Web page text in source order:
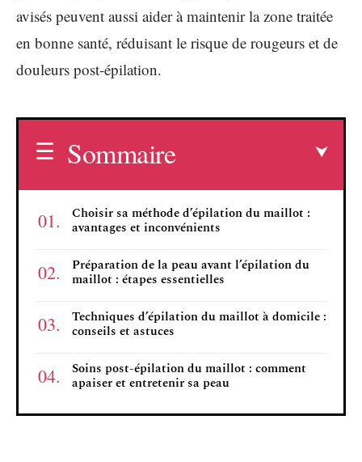
avisés peuvent aussi aider à maintenir la zone traitée
en bonne santé, réduisant le risque de rougeurs et de
douleurs post-épilation.
Sommaire
Choisir sa méthode d’épilation du maillot :
avantages et inconvénients
Préparation de la peau avant l’épilation du
maillot : étapes essentielles
Techniques d’épilation du maillot à domicile :
conseils et astuces
Soins post-épilation du maillot : comment
apaiser et entretenir sa peau